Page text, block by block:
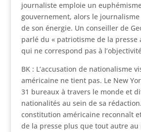
journaliste emploie un
gouvernement, alors le
de son énergie. Un conseiller de
parlé du « patriotisme de la presse
qui ne correspond pas à
BK : L’accusation de nationalisme
américaine ne tient pas. Le New
31 bureaux à travers le monde et
nationalités au sein de sa
constitution américaine reconnaît
de la presse plus que tout autre au